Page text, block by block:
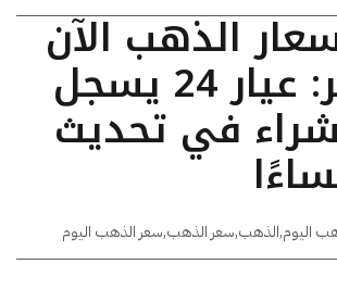
الذهب الآن
في مصر: عيار 24 يسجل
للشراء في تحديث
اليوم,الذهب,سعر الذهب,سعر الذهب اليوم